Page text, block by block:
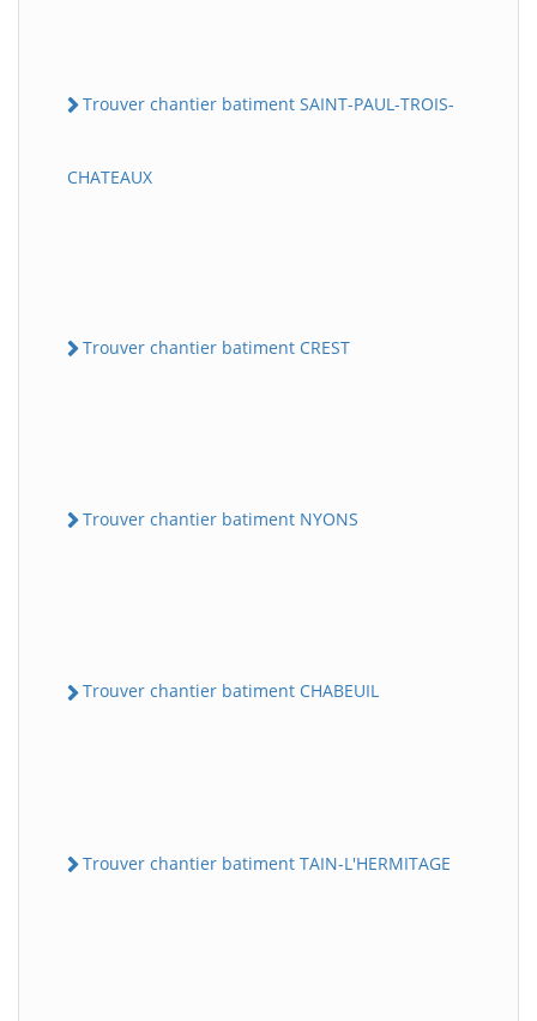
Trouver chantier batiment SAINT-PAUL-TROIS-
CHATEAUX
Trouver chantier batiment CREST
Trouver chantier batiment NYONS
Trouver chantier batiment CHABEUIL
Trouver chantier batiment TAIN-L'HERMITAGE